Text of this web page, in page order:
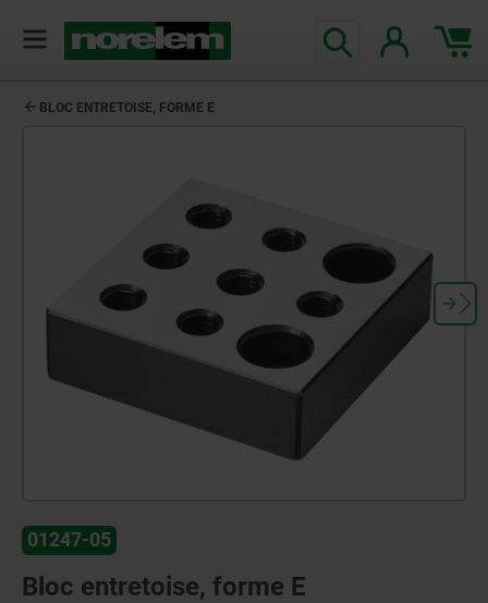
BLOC ENTRETOISE, FORME E
01247-05
Bloc entretoise, forme E